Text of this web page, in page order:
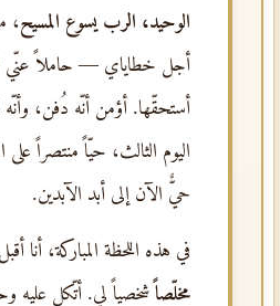
الوحيد، الرب يسوع المسيح،
أجل خطاياي — حاملاً عنّي
أستحقّها. أؤمن أنّه دُفن،
اليوم الثالث، حيّاً منتصراً على
حيٌّ الآن إلى أبد الآبدين.
في هذه اللحظة المباركة، أنا أقبل
مخلّصاًشخصياً لي. أتّكل عليه